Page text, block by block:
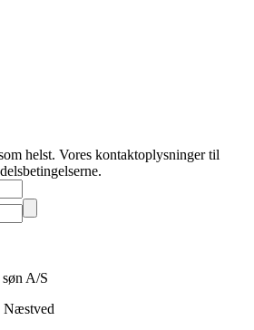
helst. Vores kontaktoplysninger til
A/S
Næstved